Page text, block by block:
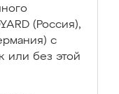
(Россия),
с
или без этой